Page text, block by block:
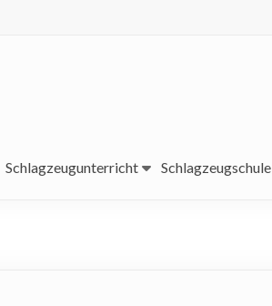
Schlagzeugunterricht Schlagzeugschule